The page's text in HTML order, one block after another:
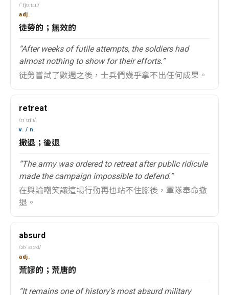
/ˈfjuːtaɪl/
adj.
徒勞的；無效的
“After weeks of futile attempts, the soldiers had
almost nothing to show for their efforts.”
徒勞嘗試了數週之後，士兵們幾乎拿不出任何成果。
retreat
/rɪˈtriːt/
v. / n.
撤退；後退
“The army was ordered to retreat after public ridicule
made the campaign impossible to defend.”
在輿論嘲笑讓這場行動再也站不住腳後，軍隊奉命撤
退。
absurd
/əbˈsɜːrd/
adj.
荒謬的；荒唐的
“It remains one of history’s most absurd military